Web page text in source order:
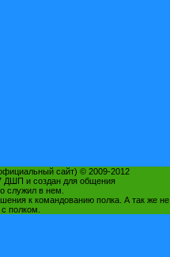
сайт) © 2009-2012
ДШП и создан для общения
служил в нем.
к командованию полка. А так же
полком.